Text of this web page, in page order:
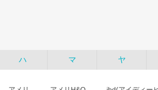
ハ マ ヤ